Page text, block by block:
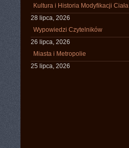
Kultura i Historia Modyfikacji Ciała
28 lipca, 2026
Wypowiedzi Czytelników
26 lipca, 2026
Miasta i Metropolie
25 lipca, 2026